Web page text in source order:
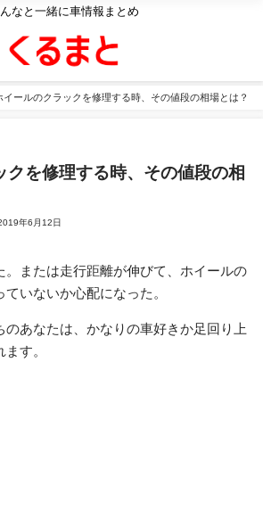
なと一緒に車情報まとめ
イールのクラックを修理する時、その値段の相場とは？
クを修理する時、その値段の相
年6月12日
。または走行距離が伸びて、ホイールの
いないか心配になった。
のあなたは、かなりの車好きか足回り上
す。